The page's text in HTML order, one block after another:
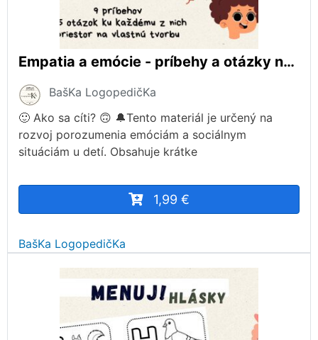
Empatia a emócie - príbehy a otázky na porozumenie
BašKa LogopedičKa
🙂 Ako sa cíti? 🙃 🔔Tento materiál je určený na
rozvoj porozumenia emóciám a sociálnym
situáciám u detí. Obsahuje krátke
1,99 €
BašKa LogopedičKa